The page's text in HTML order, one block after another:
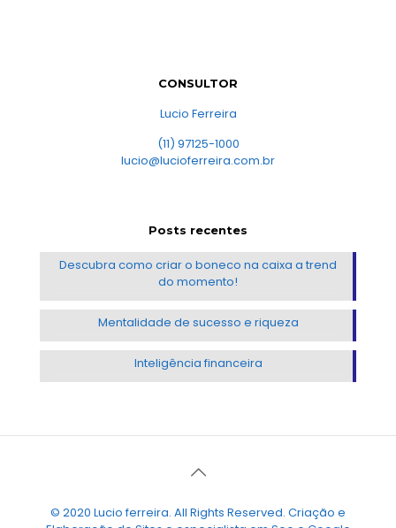
CONSULTOR
Lucio Ferreira
(11) 97125-1000
lucio@lucioferreira.com.br
Posts recentes
Descubra como criar o boneco na caixa a trend
do momento!
Mentalidade de sucesso e riqueza
Inteligência financeira
© 2020 Lucio ferreira. All Rights Reserved. Criação e